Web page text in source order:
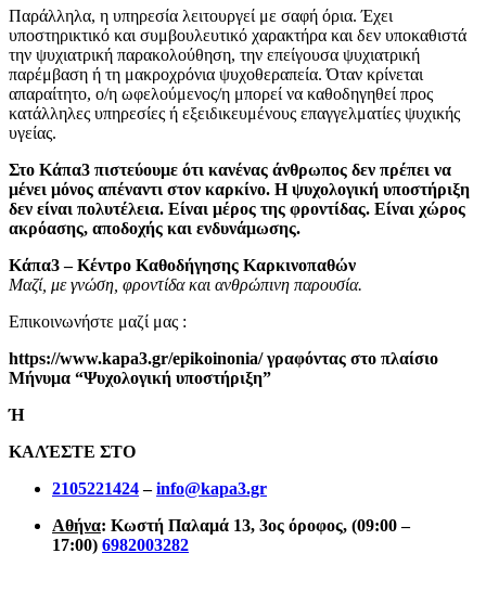
Παράλληλα, η υπηρεσία λειτουργεί με σαφή όρια. Έχει
υποστηρικτικό και συμβουλευτικό χαρακτήρα και δεν υποκαθιστά
την ψυχιατρική παρακολούθηση, την επείγουσα ψυχιατρική
παρέμβαση ή τη μακροχρόνια ψυχοθεραπεία. Όταν κρίνεται
απαραίτητο, ο/η ωφελούμενος/η μπορεί να καθοδηγηθεί προς
κατάλληλες υπηρεσίες ή εξειδικευμένους επαγγελματίες ψυχικής
υγείας.
Στο Κάπα3 πιστεύουμε ότι κανένας άνθρωπος δεν πρέπει να
μένει μόνος απέναντι στον καρκίνο. Η ψυχολογική υποστήριξη
δεν είναι πολυτέλεια. Είναι μέρος της φροντίδας. Είναι χώρος
ακρόασης, αποδοχής και ενδυνάμωσης.
Κάπα3 – Κέντρο Καθοδήγησης Καρκινοπαθών
Μαζί, με γνώση, φροντίδα και ανθρώπινη παρουσία.
Επικοινωνήστε μαζί μας :
https://www.kapa3.gr/epikoinonia/ γραφόντας στο πλαίσιο
Μήνυμα “Ψυχολογική υποστήριξη”
Ή
ΚΑΛΈΣΤΕ ΣΤΟ
2105221424–info@kapa3.gr
Αθήνα: Κωστή Παλαμά 13, 3ος όροφος, (09:00 –
17:00) 6982003282